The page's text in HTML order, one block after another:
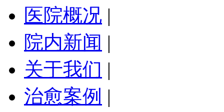
医院概况 |
院内新闻 |
关于我们 |
治愈案例 |